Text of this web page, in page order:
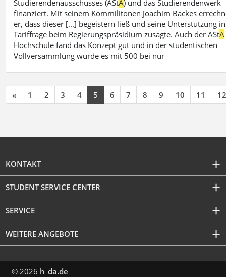
Studierendenausschusses (AStA) und das Studierendenwerk
finanziert. Mit seinem Kommilitonen Joachim Backes
er, dass dieser [...] begeistern ließ und seine Unterstützung
Tariffrage beim Regierungspräsidium zusagte. Auch der AStA
Hochschule fand das Konzept gut und in der studentischen
Vollversammlung wurde es mit 500 bei nur
« 1 2 3 4 5 6 7 8 9 10 11 12
KONTAKT
STUDENT SERVICE CENTER
SERVICE
WEITERE ANGEBOTE
© 2026 h_da.de